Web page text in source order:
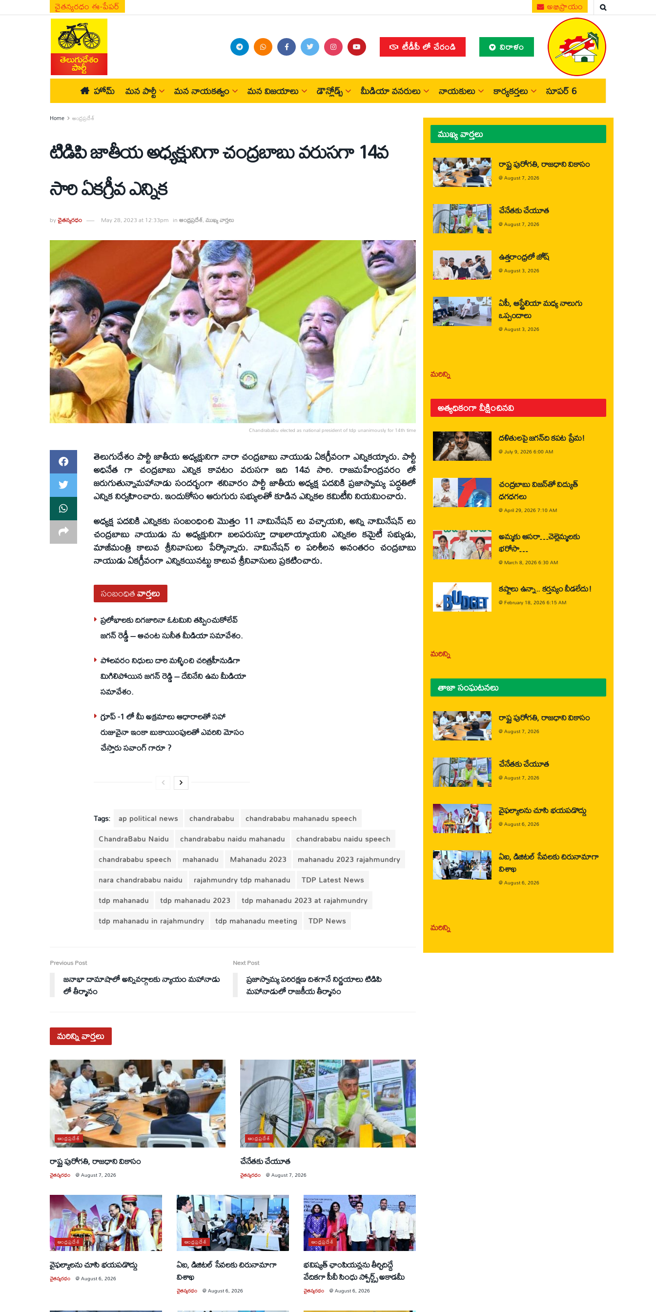
చైతన్యరధం ఈ-పేపర్ అభిప్రాయం
టీడీపీ లో చేరండి విరాళం
హోమ్ మన పార్టీ మన నాయకత్వం మన విజయాలు డౌన్లోడ్స్ మీడియా వనరులు నాయకులు కార్యకర్తలు సూపర్ 6
Home ఆంధ్రప్రదేశ్
టిడిపి జాతీయ అధ్యక్షునిగా చంద్రబాబు వరుసగా 14వ
సారి ఏకగ్రీవ ఎన్నిక
byచైతన్యరధం May 28, 2023 at 12:33pm inఆంధ్రప్రదేశ్,ముఖ్య వార్తలు
Chandrababu elected as national president of tdp unanimously for 14th time
తెలుగుదేశం పార్టీ జాతీయ అధ్యక్షునిగా నారా చంద్రబాబు నాయుడు ఏకగ్రీవంగా ఎన్నికయ్యారు. పార్టీ
అధినేత గా చంద్రబాబు ఎన్నిక కావటం వరుసగా ఇది 14వ సారి. రాజమహేంద్రవరం లో
జరుగుతున్నామహానాడు సందర్భంగా శనివారం పార్టీ జాతీయ అధ్యక్ష పదవికి ప్రజాస్వామ్య పద్ధతిలో
ఎన్నిక నిర్వహించారు. ఇందుకోసం ఆరుగురు సభ్యులతో కూడిన ఎన్నికల కమిటీని నియమించారు.
అధ్యక్ష పదవికి ఎన్నికకు సంబంధించి మొత్తం 11 నామినేషన్ లు వచ్చాయని, అన్ని నామినేషన్ లు
చంద్రబాబు నాయుడు ను అధ్యక్షునిగా బలపరుస్తూ దాఖలాయ్యాయని ఎన్నికల కమైటీ సభ్యుడు,
మాజీమంత్రి కాలువ శ్రీనివాసులు పేర్కొన్నారు. నామినేషన్ ల పరిశీలన అనంతరం చంద్రబాబు
నాయుడు ఏకగ్రీవంగా ఎన్నికయినట్టు కాలువ శ్రీనివాసులు ప్రకటించారు.
సంబంధితవార్తలు
ప్రలోభాలకు దిగజారినా ఓటమిని తప్పించుకోలేవ్
జగన్ రెడ్డీ – ఆచంట సునీత మీడియా సమావేశం.
పోలవరం నిధులు దారి మళ్ళించి చరిత్రహీనుడిగా
మిగిలిపోయిన జగన్ రెడ్డి – దేవినేని ఉమ మీడియా
సమావేశం.
గ్రూప్ -1 లో మీ అక్రమాలు ఆధారాలతో సహా
రుజువైనా ఇంకా బుకాయింపులతో ఎవరిని మోసం
చేస్తారు సవాంగ్ గారూ ?
Tags: ap political news chandrababu
chandrababu mahanadu speech
ChandraBabu Naidu
chandrababu naidu mahanadu
chandrababu naidu speech
chandrababu speech
mahanadu Mahanadu 2023
mahanadu 2023 rajahmundry
nara chandrababu naidu
rajahmundry tdp mahanadu
TDP Latest News
tdp mahanadu
tdp mahanadu 2023
tdp mahanadu 2023 at rajahmundry
tdp mahanadu in rajahmundry
tdp mahanadu meeting TDP News
Previous Post
జనాభా దామాషాలో అన్నివర్గాలకు న్యాయం మహానాడు
లో తీర్మానం
Next Post
ప్రజాస్వామ్య పరిరక్షణ దిశగానే నిర్ణయాలు టిడిపి
మహానాడులో రాజకీయ తీర్మానం
మరిన్నివార్తలు
ఆంధ్రప్రదేశ్
రాష్ట్ర పురోగతి, రాజధాని వికాసం
చైతన్యరధం @August 7, 2026
ఆంధ్రప్రదేశ్
చేనేతకు చేయూత
చైతన్యరధం @August 7, 2026
ఆంధ్రప్రదేశ్
వైఫల్యాలను చూసి భయపడొద్దు
చైతన్యరధం @August 6, 2026
ఆంధ్రప్రదేశ్
ఏఐ, డిజిటల్ సేవలకు చిరునామాగా
విశాఖ
చైతన్యరధం @August 6, 2026
ఆంధ్రప్రదేశ్
భవిష్యత్ ఛాంపియన్లను తీర్చిదిద్దే
వేదికగా పీవీ సింధు స్పోర్ట్స్ అకాడమీ
చైతన్యరధం @August 6, 2026
ముఖ్య వార్తలు
రాష్ట్ర పురోగతి, రాజధాని వికాసం
@August 7, 2026
చేనేతకు చేయూత
@August 7, 2026
ఉత్తరాంధ్రలో జోష్
@August 3, 2026
ఏపీ, ఆస్ట్రేలియా మధ్య నాలుగు
ఒప్పందాలు
@August 3, 2026
మరిన్ని
అత్యధికంగా వీక్షించినవి
దళితులపై జగన్‌ది కపట ప్రేమ!
@July 9, 2026 6:00 AM
చంద్రబాబు విజన్‌తో విద్యుత్
ధగధగలు
@April 29, 2026 7:10 AM
అమ్మకు ఆసరా…చెల్లెమ్మలకు
భరోసా…
@ March 8, 2026 6:30 AM
కష్టాలు ఉన్నా.. కర్తవ్యం వీడలేదు!
@February 18, 2026 6:15 AM
మరిన్ని
తాజా సంఘటనలు
రాష్ట్ర పురోగతి, రాజధాని వికాసం
@August 7, 2026
చేనేతకు చేయూత
@August 7, 2026
వైఫల్యాలను చూసి భయపడొద్దు
@August 6, 2026
ఏఐ, డిజిటల్ సేవలకు చిరునామాగా
విశాఖ
@August 6, 2026
మరిన్ని